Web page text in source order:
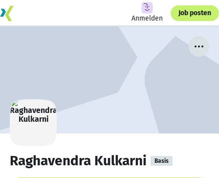
Anmelden
Job posten
Raghavendra Kulkarni Basis